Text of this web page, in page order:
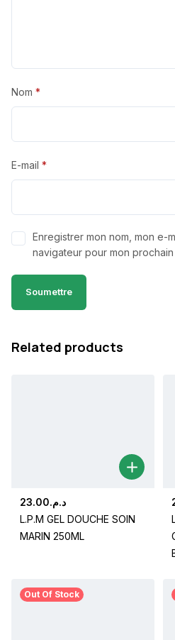
Nom *
E-mail *
Enregistrer mon nom, mon e-
navigateur pour mon
Related products
د.م.23.00
L.P.M GEL DOUCHE SOIN
MARIN 250ML
Out Of Stock